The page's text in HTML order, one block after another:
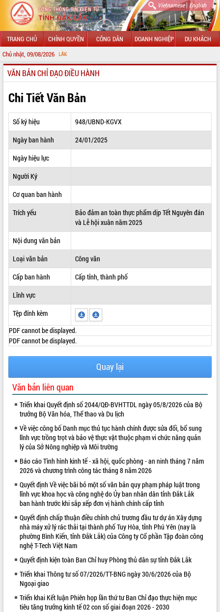
Vietnamese| English
TRANG CHỦ CHÍNH QUYỀN CÔNG DÂN DOANH NGHIỆP DU KHÁCH
Chủ nhật, 09/08/2026
GIỚI THIỆU
LÃNH ĐẠO UBND TỈNH
TIN TỨC SỰ KIỆN
SỞ, BAN, NGÀNH
THÔNG TIN CHỈ ĐẠO ĐIỀU HÀNH
HỆ THỐNG VĂN BẢN
VĂN BẢN HĐND TỈNH
ĐIỂM TIN VĂN BẢN
VIDEO
Loading the player...
Khám bệnh, cấp phát thuốc miễn phí
và tặng quà người dân xã Cư Pui
Hội nghị UBND tỉnh Đắk Lắk thường kỳ
tháng 7/2026
Lễ truy tặng danh hiệu “Bà Mẹ Việt
Nam Anh hùng” và trao Huân chương
Lao động
UBND tỉnh Đắk Lắk triển khai nhiệm
vụ 6 tháng cuối năm 2026
Kỳ họp thứ Hai, Hội đồng nhân dân
tỉnh khóa XI quyết nghị nhiều nội dung
quan trọng
ALBUM ẢNH
VĂN BẢN CHỈ ĐẠO ĐIỀU HÀNH
Chi Tiết Văn Bản
Số ký hiệu
948/UBND-KGVX
Ngày ban hành
24/01/2025
Ngày hiệu lực
Người Ký
Cơ quan ban hành
Trích yếu
Bảo đảm an toàn thực phẩm dịp Tết Nguyên đán
và Lễ hội xuân năm 2025
Nội dung văn bản
Loại văn bản
Công văn
Cấp ban hành
Cấp tỉnh, thành phố
Lĩnh vực
Tệp đính kèm
PDF cannot be displayed.
PDF cannot be displayed.
Quay lại
Văn bản liên quan
Triển khai Quyết định số 2044/QĐ-BVHTTDL ngày 05/8/2026 của Bộ
trưởng Bộ Văn hóa, Thể thao và Du lịch
Về việc công bố Danh mục thủ tục hành chính được sửa đổi, bổ sung
lĩnh vực trồng trọt và bảo vệ thực vật thuộc phạm vi chức năng quản
lý của Sở Nông nghiệp và Môi trường
Báo cáo Tình hình kinh tế - xã hội, quốc phòng - an ninh tháng 7 năm
2026 và chương trình công tác tháng 8 năm 2026
Quyết định Về việc bãi bỏ một số văn bản quy phạm pháp luật trong
lĩnh vực khoa học và công nghệ do Ủy ban nhân dân tỉnh Đắk Lắk
ban hành trước khi sắp xếp đơn vị hành chính cấp tỉnh
Quyết định chấp thuận điều chỉnh chủ trương đầu tư dự án Xây dựng
nhà máy xử lý rác thải tại thành phố Tuy Hòa, tỉnh Phú Yên (nay là
phường Bình Kiến, tỉnh Đắk Lắk) của Công ty Cổ phần Tập đoàn công
nghệ T-Tech Việt Nam
Quyết định kiện toàn Ban Chỉ huy Phòng thủ dân sự tỉnh Đắk Lắk
Triển khai Thông tư số 07/2026/TT-BNG ngày 30/6/2026 của Bộ
Ngoại giao
Triển khai Kết luận Phiên họp lần thứ tư Ban Chỉ đạo thực hiện mục
tiêu tăng trưởng kinh tế 02 con số giai đoạn 2026 - 2030